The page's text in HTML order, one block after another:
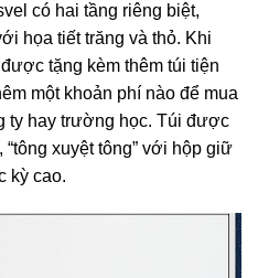
có hai tầng riêng biệt,
họa tiết trăng và thỏ. Khi
tặng kèm thêm túi tiện
một khoản phí nào để mua
ty hay trường học. Túi được
xuyệt tông” với hộp giữ
kỳ cao.